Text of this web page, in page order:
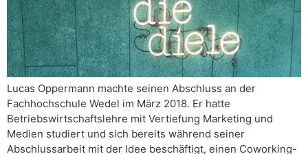
Lucas Oppermann machte seinen Abschluss an der
Fachhochschule Wedel im März 2018. Er hatte
Betriebswirtschaftslehre mit Vertiefung Marketing und
Medien studiert und sich bereits während seiner
Abschlussarbeit mit der Idee beschäftigt, einen Coworking-